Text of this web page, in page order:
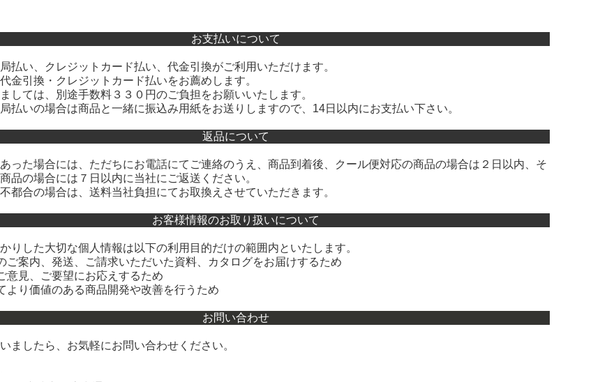
お支払いについて
払い、クレジットカード払い、代金引換がご利用いただけます。
代金引換・クレジットカード払いをお薦めします。
しては、別途手数料３３０円のご負担をお願いいたします。
払いの場合は商品と一緒に振込み用紙をお送りしますので、14日以内にお支払い下さい。
返品について
った場合には、ただちにお電話にてご連絡のうえ、商品到着後、クール便対応の商品の場合は２日以内、そ
品の場合には７日以内に当社にご返送ください。
都合の場合は、送料当社負担にてお取換えさせていただきます。
お客様情報のお取り扱いについて
りした大切な個人情報は以下の利用目的だけの範囲内といたします。
ご案内、発送、ご請求いただいた資料、カタログをお届けするため
意見、ご要望にお応えするため
より価値のある商品開発や改善を行うため
お問い合わせ
ましたら、お気軽にお問い合わせください。